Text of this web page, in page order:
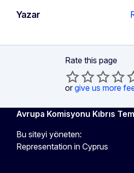
Yazar
Rate this page
or give us more
Avrupa Komisyonu Kıbrıs
Bu siteyi yöneten:
Representation in Cyprus